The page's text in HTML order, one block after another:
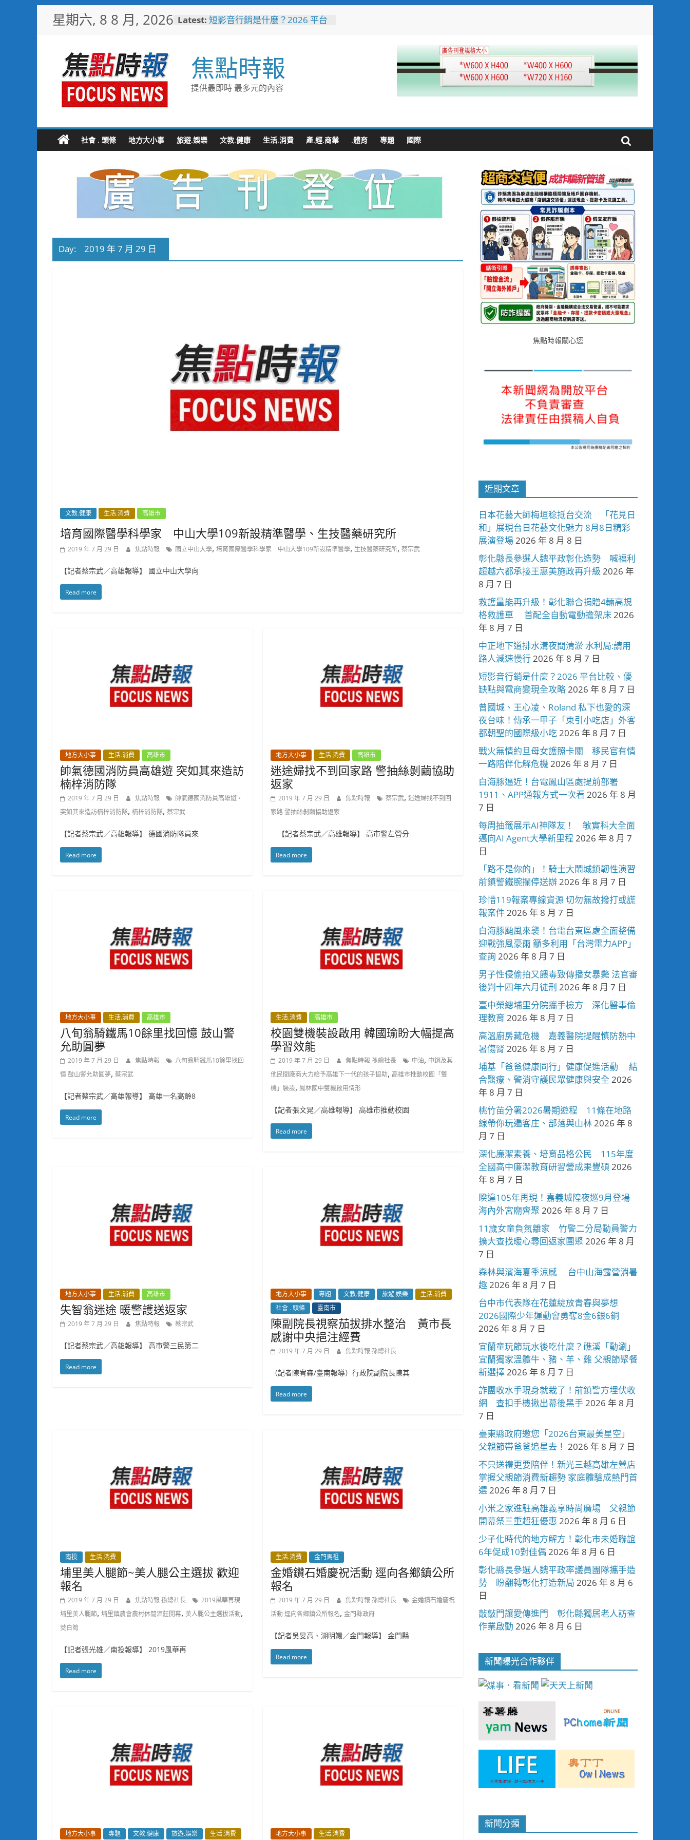
星期六, 8 8 月, 2026 Latest: 短影音行銷是什麼？2026 平台
魅力 8月8日精彩展演登場
彰化縣長參選人魏平政彰化造
勢 喊福利超越六都承接王惠美
施政再升級
中正地下道排水溝夜間清淤 水
利局:請用路人減速慢行
焦點時報
提供最即時 最多元的內容
社會 . 頭條 地方大小事 旅遊.娛樂 文教.健康 生活.消費 產.經.商業 .體育 專題 國際
Day: 2019 年 7 月 29 日
文教.健康 生活.消費 高雄市
培育國際醫學科學家 中山大學109新設精準醫學、生技醫藥研究所
2019 年 7 月 29 日 焦點時報 國立中山大學, 培育國際醫學科學家 中山大學109新設精準醫學, 生技醫藥研究所, 蔡宗武
【記者蔡宗武／高雄報導】 國立中山大學向
Read more
地方大小事 生活.消費 高雄市
帥氣德國消防員高雄遊 突如其來造訪
楠梓消防隊
2019 年 7 月 29 日 焦點時報
帥氣德國消防員高雄遊，
突如其來造訪楠梓消防隊, 楠梓消防隊, 蔡宗武
【記者蔡宗武／高雄報導】 德國消防隊員來
Read more
地方大小事 生活.消費 高雄市
迷途婦找不到回家路 警抽絲剝繭協助
返家
2019 年 7 月 29 日 焦點時報 蔡宗武,迷途婦找不到回
家路 警抽絲剝繭協助返家
【記者蔡宗武／高雄報導】 高市警左營分
Read more
地方大小事 生活.消費 高雄市
八旬翁騎鐵馬10餘里找回憶 鼓山警
允助圓夢
2019 年 7 月 29 日 焦點時報
八旬翁騎鐵馬10餘里找回
憶 鼓山警允助圓夢, 蔡宗武
【記者蔡宗武／高雄報導】 高雄一名高齡8
Read more
生活.消費 高雄市
校園雙機裝設啟用 韓國瑜盼大幅提高
學習效能
2019 年 7 月 29 日 焦點時報 孫總社長 中油, 中鋼及其
他民間廠商大力給予高雄下一代的孩子協助,高雄市推動校園「雙
機」裝設,鳳林國中雙機啟用情形
【記者張文晃／高雄報導】 高雄市推動校園
Read more
地方大小事 生活.消費 高雄市
失智翁迷途 暖警護送返家
2019 年 7 月 29 日 焦點時報 蔡宗武
【記者蔡宗武／高雄報導】 高市警三民第二
Read more
地方大小事 專題 文教.健康 旅遊.娛樂
生活.消費
社會 . 頭條
臺南市
陳副院長視察茄拔排水整治 黃市長
感謝中央挹注經費
2019 年 7 月 29 日 焦點時報 孫總社長
（記者陳宥森/臺南報導）行政院副院長陳其
Read more
南投 生活.消費
埔里美人腿節~美人腿公主選拔 歡迎
報名
2019 年 7 月 29 日 焦點時報 孫總社長
2019風華再現
埔里美人腿節, 埔里鎮農會農村休閒酒莊開幕, 美人腿公主選拔活動,
茭白筍
【記者張光雄／南投報導】 2019風華再
Read more
生活.消費 金門馬祖
金婚鑽石婚慶祝活動 逕向各鄉鎮公所
報名
2019 年 7 月 29 日 焦點時報 孫總社長
金婚鑽石婚慶祝
活動 逕向各鄉鎮公所報名,金門縣政府
【記者吳旻高、湖明嬛／金門報導】 金門縣
Read more
地方大小事 專題 文教.健康 旅遊.娛樂 生活.消費 地方大小事 生活.消費
焦點時報關心您
近期文章
日本花藝大師梅垣稔抵台交流 「花見日
和」展現台日花藝文化魅力 8月8日精彩
展演登場2026 年 8 月 8 日
彰化縣長參選人魏平政彰化造勢 喊福利
超越六都承接王惠美施政再升級 2026 年
8 月 7 日
救護量能再升級！彰化聯合捐贈4輛高規
格救護車 首配全自動電動擔架床2026
年 8 月 7 日
中正地下道排水溝夜間清淤 水利局:請用
路人減速慢行2026 年 8 月 7 日
短影音行銷是什麼？2026 平台比較、優
缺點與電商變現全攻略2026 年 8 月 7 日
曾國城、王心凌、Roland 私下也愛的深
夜台味！傳承一甲子「東引小吃店」外客
都朝聖的國際級小吃2026 年 8 月 7 日
戰火無情約旦母女護照卡關 移民官有情
一路陪伴化解危機2026 年 8 月 7 日
白海豚逼近！台電鳳山區處提前部署
1911、APP通報方式一次看 2026 年 8 月
7 日
每周抽籤展示AI神隊友！ 敏實科大全面
邁向AI Agent大學新里程 2026 年 8 月 7
日
「路不是你的」！騎士大鬧城鎮韌性演習
前鎮警鐵腕攔停送辦2026 年 8 月 7 日
珍惜119報案專線資源 切勿無故撥打或謊
報案件2026 年 8 月 7 日
白海豚颱風來襲！台電台東區處全面整備
迎戰強風豪雨 籲多利用「台灣電力APP」
查詢 2026 年 8 月 7 日
男子性侵偷拍又餵毒致傳播女暴斃 法官審
後判十四年六月徒刑 2026 年 8 月 7 日
臺中榮總埔里分院攜手檢方 深化醫事倫
理教育 2026 年 8 月 7 日
高溫廚房藏危機 嘉義醫院提醒慎防熱中
暑傷腎 2026 年 8 月 7 日
埔基「爸爸健康同行」健康促進活動 結
合醫療、警消守護民眾健康與安全 2026
年 8 月 7 日
桃竹苗分署2026暑期遊程 11條在地路
線帶你玩遍客庄、部落與山林2026 年 8
月 7 日
深化廉潔素養、培育品格公民 115年度
全國高中廉潔教育研習營成果豐碩 2026
年 8 月 7 日
睽違105年再現！嘉義城隍夜巡9月登場
海內外宮廟齊聚 2026 年 8 月 7 日
11歲女童負氣離家 竹警二分局動員警力
擴大查找暖心尋回返家團聚 2026 年 8 月
7 日
森林與濱海夏季涼感 台中山海露營消暑
趣2026 年 8 月 7 日
台中市代表隊在花蓮綻放青春與夢想
2026國際少年運動會勇奪8金6銀6銅
2026 年 8 月 7 日
宜蘭童玩節玩水後吃什麼？礁溪「動涮」
宜蘭獨家溫體牛、豬、羊、雞 父親節聚餐
新選擇2026 年 8 月 7 日
詐團收水手現身就栽了！前鎮警方埋伏收
網 查扣手機揪出幕後黑手2026 年 8 月
7 日
臺東縣政府邀您「2026台東最美星空」
父親節帶爸爸追星去！ 2026 年 8 月 7 日
不只送禮更要陪伴！新光三越高雄左營店
掌握父親節消費新趨勢 家庭體驗成熱門首
選2026 年 8 月 7 日
小米之家進駐高雄義享時尚廣場 父親節
開幕祭三重超狂優惠 2026 年 8 月 6 日
少子化時代的地方解方！彰化市未婚聯誼
6年促成10對佳偶 2026 年 8 月 6 日
彰化縣長參選人魏平政率議員團隊攜手造
勢 盼翻轉彰化打造新局 2026 年 8 月 6
日
敲敲門讓愛傳進門 彰化縣獨居老人訪查
作業啟動 2026 年 8 月 6 日
新聞曝光合作夥伴
新聞分類